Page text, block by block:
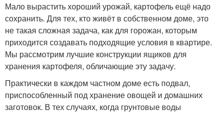
Мало вырастить хороший урожай, картофель ещё надо
сохранить. Для тех, кто живёт в собственном доме, это
не такая сложная задача, как для горожан, которым
приходится создавать подходящие условия в квартире.
Мы рассмотрим лучшие конструкции ящиков для
хранения картофеля, обличающие эту задачу.
Практически в каждом частном доме есть подвал,
приспособленный под хранение овощей и домашних
заготовок. В тех случаях, когда грунтовые воды